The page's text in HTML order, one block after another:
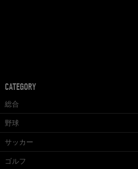
CATEGORY
総合
野球
サッカー
ゴルフ